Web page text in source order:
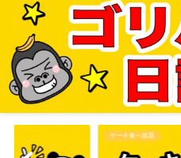
パン食べ放題